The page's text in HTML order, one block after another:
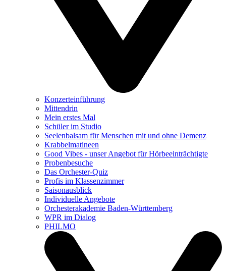
Konzerteinführung
Mittendrin
Mein erstes Mal
Schüler im Studio
Seelenbalsam für Menschen mit und ohne Demenz
Krabbelmatineen
Good Vibes - unser Angebot für Hörbeeinträchtigte
Probenbesuche
Das Orchester-Quiz
Profis im Klassenzimmer
Saisonausblick
Individuelle Angebote
Orchesterakademie Baden-Württemberg
WPR im Dialog
PHILMO